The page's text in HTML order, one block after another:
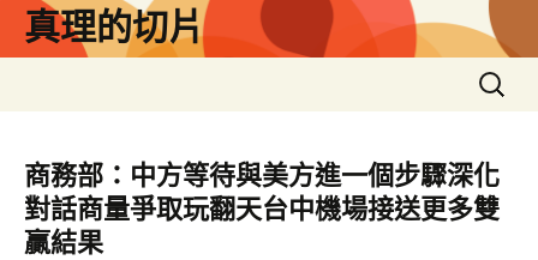
真理的切片
搜
尋
鍵
字:
商務部：中方等待與美方進一個步驟深化
對話商量爭取玩翻天台中機場接送更多雙
贏結果